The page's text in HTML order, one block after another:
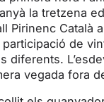
t
e
la tretzena
Pirinenc Català
de
diferents.
vegada fora